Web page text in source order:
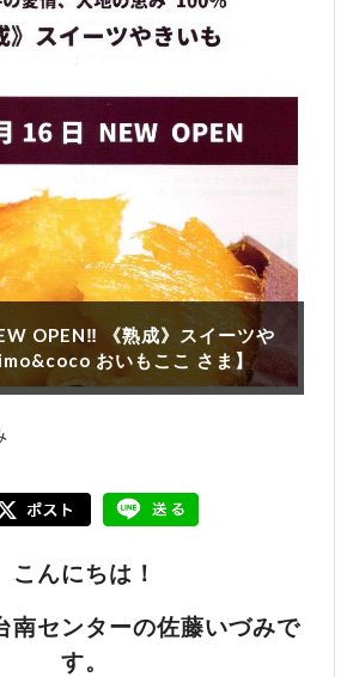
OPEN‼ 《熟成》スイーツや
おいもここ さま】
こんにちは！
南センターの佐藤いづみで
す。